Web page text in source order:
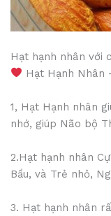
Hạt hạnh nhân với
Hạt Hạnh Nhân
1, Hạt Hạnh nhân
nhớ, giúp Não bộ
2.Hạt hạnh nhân
Bầu, và Trẻ nhỏ,
3. Hạt hạnh nhân